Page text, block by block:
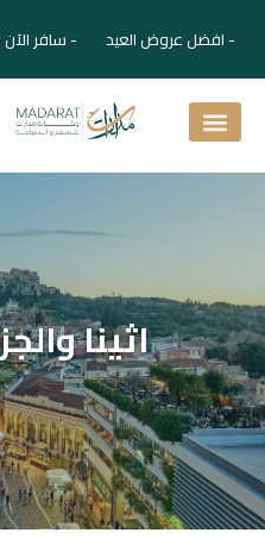
- افضل عروض العيد - سافر الآن
اثينا